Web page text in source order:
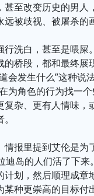
至改变历史的男
被歧视、被屠杀的
洗白，甚至是喂
桥段，都和最终展
会发生什么”这种说
为角色的行为找一
杂、更有人情味
报里提到艾伦是为
迪岛的人们活了下
划，然后顺理成章
种更崇高的目标